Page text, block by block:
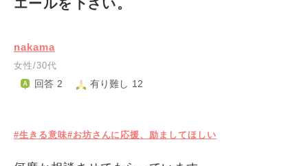
エールを下さい。
nakama
女性/30代
回答 2 有り難し 12
#生きる意味#お坊さんに応援、励ましてほしい